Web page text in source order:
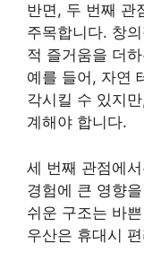
반면, 두 번째 관
주목합니다. 창
적 즐거움을 더
예를 들어, 자연
각시킬 수 있지
계해야 합니다.
세 번째 관점에
경험에 큰 영향
쉬운 구조는 바
우산은 휴대시